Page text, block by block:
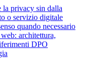
la privacy sin dalla
o servizio digitale
quando necessario
architettura,
DPO